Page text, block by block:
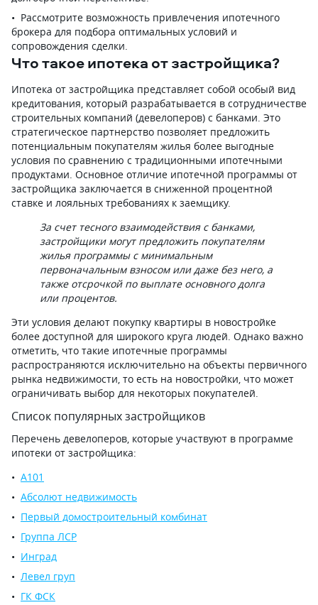
Рассмотрите возможность привлечения ипотечного
брокера для подбора оптимальных условий и
сопровождения сделки.
Что такое ипотека от застройщика?
Ипотека от застройщика представляет собой особый вид
кредитования, который разрабатывается в сотрудничестве
строительных компаний (девелоперов) с банками. Это
стратегическое партнерство позволяет предложить
потенциальным покупателям жилья более выгодные
условия по сравнению с традиционными ипотечными
продуктами. Основное отличие ипотечной программы от
застройщика заключается в сниженной процентной
ставке и лояльных требованиях к заемщику.
За счет тесного взаимодействия с банками,
застройщики могут предложить покупателям
жилья программы с минимальным
первоначальным взносом или даже без него, а
также отсрочкой по выплате основного долга
или процентов.
Эти условия делают покупку квартиры в новостройке
более доступной для широкого круга людей. Однако важно
отметить, что такие ипотечные программы
распространяются исключительно на объекты первичного
рынка недвижимости, то есть на новостройки, что может
ограничивать выбор для некоторых покупателей.
Список популярных застройщиков
Перечень девелоперов, которые участвуют в программе
ипотеки от застройщика:
А101
Абсолют недвижимость
Первый домостроительный комбинат
Группа ЛСР
Инград
Левел груп
ГК ФСК